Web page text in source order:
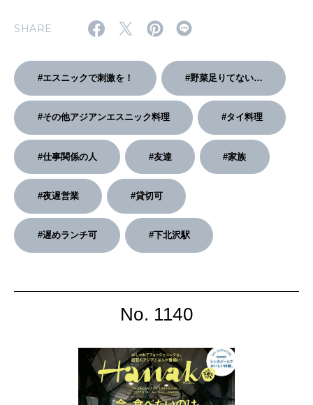
2026年2月号「良運を掴む 新・開運術。」
2026年1月号「猫がいれば、幸せ」
2025年12月号「お酒の新常識。」
SHARE
#エスニックで刺激を！ #野菜足りてない…
#その他アジアンエスニック料理 #タイ料理
#仕事関係の人 #友達 #家族
#夜遅営業 #貸切可
#遅めランチ可 #下北沢駅
No. 1140